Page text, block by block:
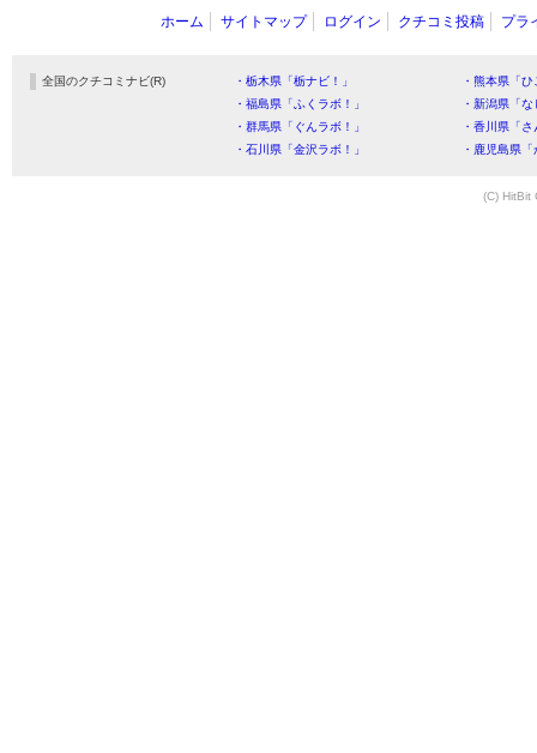
ホーム サイトマップ ログイン クチコミ投稿 プラ
全国のクチコミナビ(R) ・栃木県「栃ナビ！」
・熊本県「
・福島県「ふくラボ！」
・新潟県「
・群馬県「ぐんラボ！」
・香川県「
・石川県「金沢ラボ！」
・鹿児島県
(C) HitBit